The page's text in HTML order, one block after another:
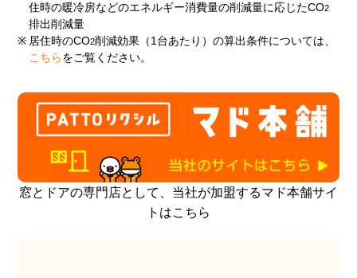
住時の暖冷房などのエネルギー消費量の削減量に応じたCO2
排出削減量
※ 居住時のCO2削減効果（1台あたり）の算出条件については、
こちら をご覧ください。
窓とドアの専門店として、当社が加盟するマド本舗サイ
トはこちら